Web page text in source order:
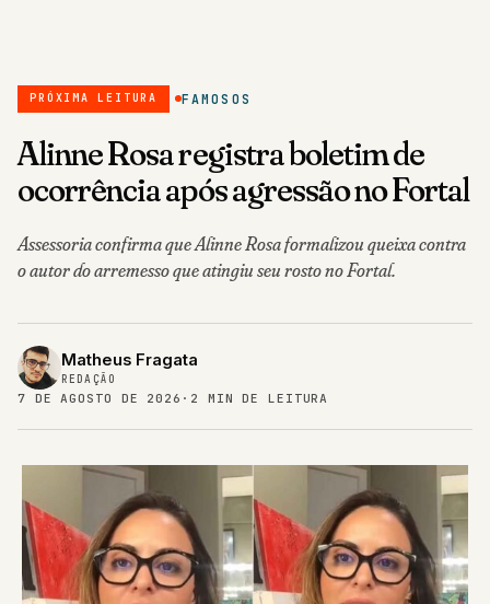
PRÓXIMA LEITURA FAMOSOS
Alinne Rosa registra boletim de
ocorrência após agressão no Fortal
Assessoria confirma que Alinne Rosa formalizou queixa contra
o autor do arremesso que atingiu seu rosto no Fortal.
Matheus Fragata
REDAÇÃO
7 DE AGOSTO DE 2026 · 2 MIN DE LEITURA